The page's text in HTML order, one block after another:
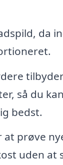
da
så du
bedst.
at prøve
uden at